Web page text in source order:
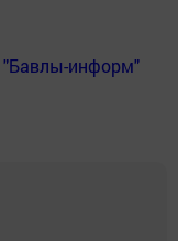
"Бавлы-информ"